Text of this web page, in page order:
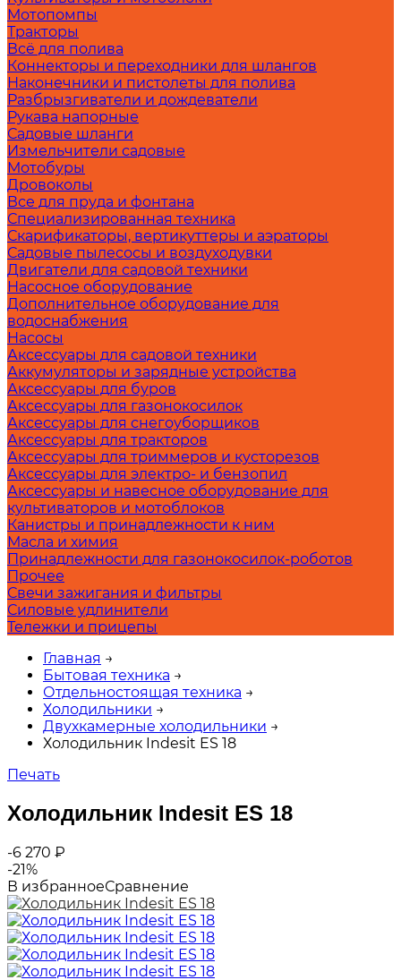
Мотопомпы
Тракторы
Всё для полива
Коннекторы и переходники для шлангов
Наконечники и пистолеты для полива
Разбрызгиватели и дождеватели
Рукава напорные
Садовые шланги
Измельчители садовые
Мотобуры
Дровоколы
Все для пруда и фонтана
Специализированная техника
Скарификаторы, вертикуттеры и аэраторы
Садовые пылесосы и воздуходувки
Двигатели для садовой техники
Насосное оборудование
Дополнительное оборудование для
водоснабжения
Насосы
Аксессуары для садовой техники
Аккумуляторы и зарядные устройства
Аксессуары для буров
Аксессуары для газонокосилок
Аксессуары для снегоуборщиков
Аксессуары для тракторов
Аксессуары для триммеров и кусторезов
Аксессуары для электро- и бензопил
Аксессуары и навесное оборудование для
культиваторов и мотоблоков
Канистры и принадлежности к ним
Масла и химия
Принадлежности для газонокосилок-роботов
Прочее
Свечи зажигания и фильтры
Силовые удлинители
Тележки и прицепы
Главная →
Бытовая техника →
Отдельностоящая техника →
Холодильники →
Двухкамерные холодильники →
Холодильник Indesit ES 18
Печать
Холодильник Indesit ES 18
-6 270 ₽
-21%
В избранноеСравнение